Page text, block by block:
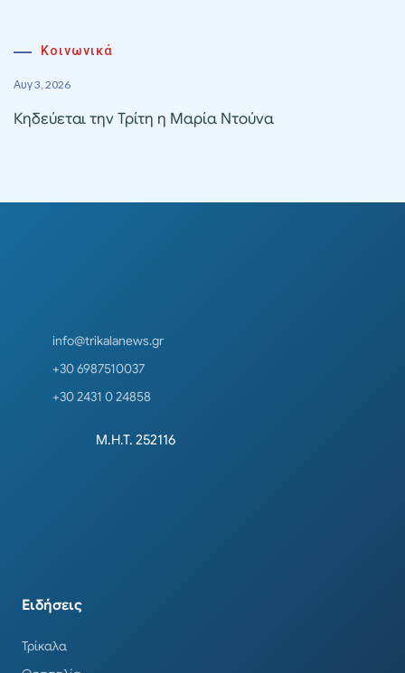
Κοινωνικά
Αυγ 3, 2026
Κηδεύεται την Τρίτη η Μαρία Ντούνα
info@trikalanews.gr
+30 6987510037
+30 2431 0 24858
Μ.Η.Τ. 252116
Ειδήσεις
Τρίκαλα